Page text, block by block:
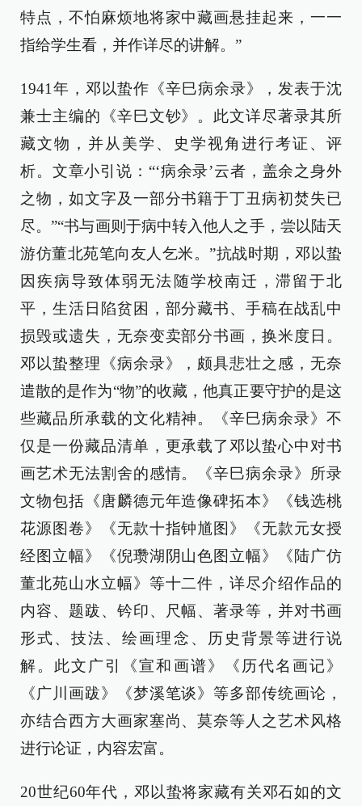
特点，不怕麻烦地将家中藏画悬挂起来，一一
指给学生看，并作详尽的讲解。”
1941年，邓以蛰作《辛巳病余录》，发表于沈
兼士主编的《辛巳文钞》。此文详尽著录其所
藏文物，并从美学、史学视角进行考证、评
析。文章小引说：“‘病余录’云者，盖余之身外
之物，如文字及一部分书籍于丁丑病初焚失已
尽。”“书与画则于病中转入他人之手，尝以陆天
游仿董北苑笔向友人乞米。”抗战时期，邓以蛰
因疾病导致体弱无法随学校南迁，滞留于北
平，生活日陷贫困，部分藏书、手稿在战乱中
损毁或遗失，无奈变卖部分书画，换米度日。
邓以蛰整理《病余录》，颇具悲壮之感，无奈
遣散的是作为“物”的收藏，他真正要守护的是这
些藏品所承载的文化精神。《辛巳病余录》不
仅是一份藏品清单，更承载了邓以蛰心中对书
画艺术无法割舍的感情。《辛巳病余录》所录
文物包括《唐麟德元年造像碑拓本》《钱选桃
花源图卷》《无款十指钟馗图》《无款元女授
经图立幅》《倪瓒湖阴山色图立幅》《陆广仿
董北苑山水立幅》等十二件，详尽介绍作品的
内容、题跋、钤印、尺幅、著录等，并对书画
形式、技法、绘画理念、历史背景等进行说
解。此文广引《宣和画谱》《历代名画记》
《广川画跋》《梦溪笔谈》等多部传统画论，
亦结合西方大画家塞尚、莫奈等人之艺术风格
进行论证，内容宏富。
20世纪60年代，邓以蛰将家藏有关邓石如的文